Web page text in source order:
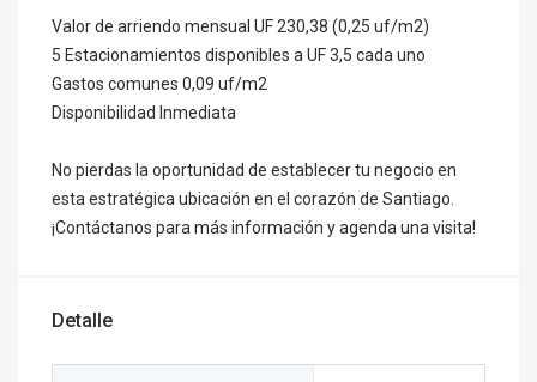
Valor de arriendo mensual UF 230,38 (0,25 uf/m2)
5 Estacionamientos disponibles a UF 3,5 cada uno
Gastos comunes 0,09 uf/m2
Disponibilidad Inmediata
No pierdas la oportunidad de establecer tu negocio en
esta estratégica ubicación en el corazón de Santiago.
¡Contáctanos para más información y agenda una visita!
Detalle